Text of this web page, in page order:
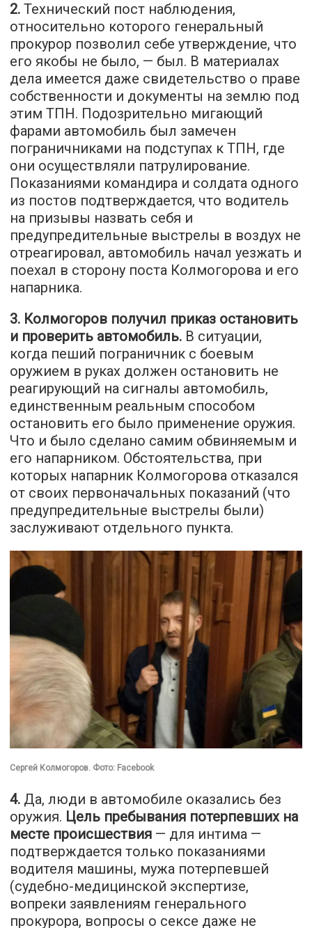
2. Технический пост наблюдения,
относительно которого генеральный
прокурор позволил себе утверждение, что
его якобы не было, — был. В материалах
дела имеется даже свидетельство о праве
собственности и документы на землю под
этим ТПН. Подозрительно мигающий
фарами автомобиль был замечен
пограничниками на подступах к ТПН, где
они осуществляли патрулирование.
Показаниями командира и солдата одного
из постов подтверждается, что водитель
на призывы назвать себя и
предупредительные выстрелы в воздух не
отреагировал, автомобиль начал уезжать и
поехал в сторону поста Колмогорова и его
напарника.
3. Колмогоров получил приказ остановить
и проверить автомобиль. В ситуации,
когда пеший пограничник с боевым
оружием в руках должен остановить не
реагирующий на сигналы автомобиль,
единственным реальным способом
остановить его было применение оружия.
Что и было сделано самим обвиняемым и
его напарником. Обстоятельства, при
которых напарник Колмогорова отказался
от своих первоначальных показаний (что
предупредительные выстрелы были)
заслуживают отдельного пункта.
Сергей Колмогоров. Фото: Facebook
4. Да, люди в автомобиле оказались без
оружия. Цель пребывания потерпевших на
месте происшествия — для интима —
подтверждается только показаниями
водителя машины, мужа потерпевшей
(судебно-медицинской экспертизе,
вопреки заявлениям генерального
прокурора, вопросы о сексе даже не